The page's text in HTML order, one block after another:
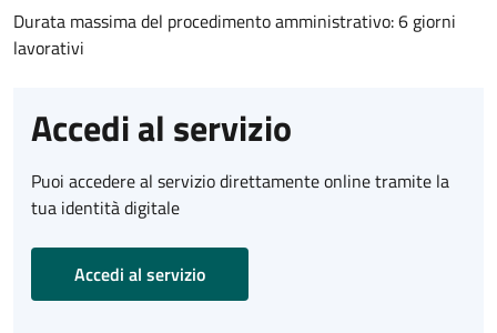
Durata massima del procedimento amministrativo: 6 giorni
lavorativi
Accedi al servizio
Puoi accedere al servizio direttamente online tramite la
tua identità digitale
Accedi al servizio